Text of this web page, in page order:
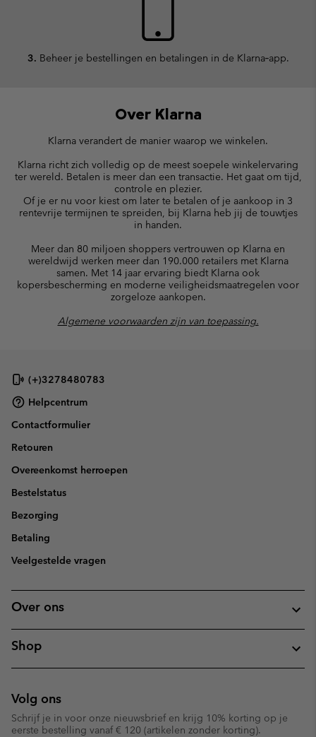
3. Beheer je bestellingen en betalingen in de Klarna‑app.
Over Klarna
Klarna verandert de manier waarop we winkelen.
Klarna richt zich volledig op de meest soepele winkelervaring
ter wereld. Betalen is meer dan een transactie. Het gaat om tijd,
controle en plezier.
Of je er nu voor kiest om later te betalen of je aankoop in 3
rentevrije termijnen te spreiden, bij Klarna heb jij de touwtjes
in handen.
Meer dan 80 miljoen shoppers vertrouwen op Klarna en
wereldwijd werken meer dan 190.000 retailers met Klarna
samen. Met 14 jaar ervaring biedt Klarna ook
kopersbescherming en moderne veiligheidsmaatregelen voor
zorgeloze aankopen.
Algemene voorwaarden zijn van toepassing.
(+)3278480783
Helpcentrum
Contactformulier
Retouren
Overeenkomst herroepen
Bestelstatus
Bezorging
Betaling
Veelgestelde vragen
Over ons
Shop
Volg ons
Schrijf je in voor onze nieuwsbrief en krijg 10% korting op je
eerste bestelling vanaf € 120 (artikelen zonder korting).